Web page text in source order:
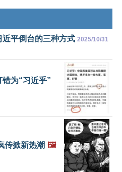
平倒台的三种方式 2025/10/31
为“习近乎”
传掀新热潮 🖼️